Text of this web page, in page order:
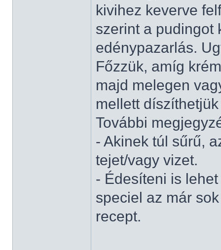
kivihez keverve
szerint a pudingot
edénypazarlás.
Főzzük, amíg
majd melegen
mellett
További
- Akinek túl sűrű,
tejet/vagy vizet.
- Édesíteni is
speciel az már
recept.